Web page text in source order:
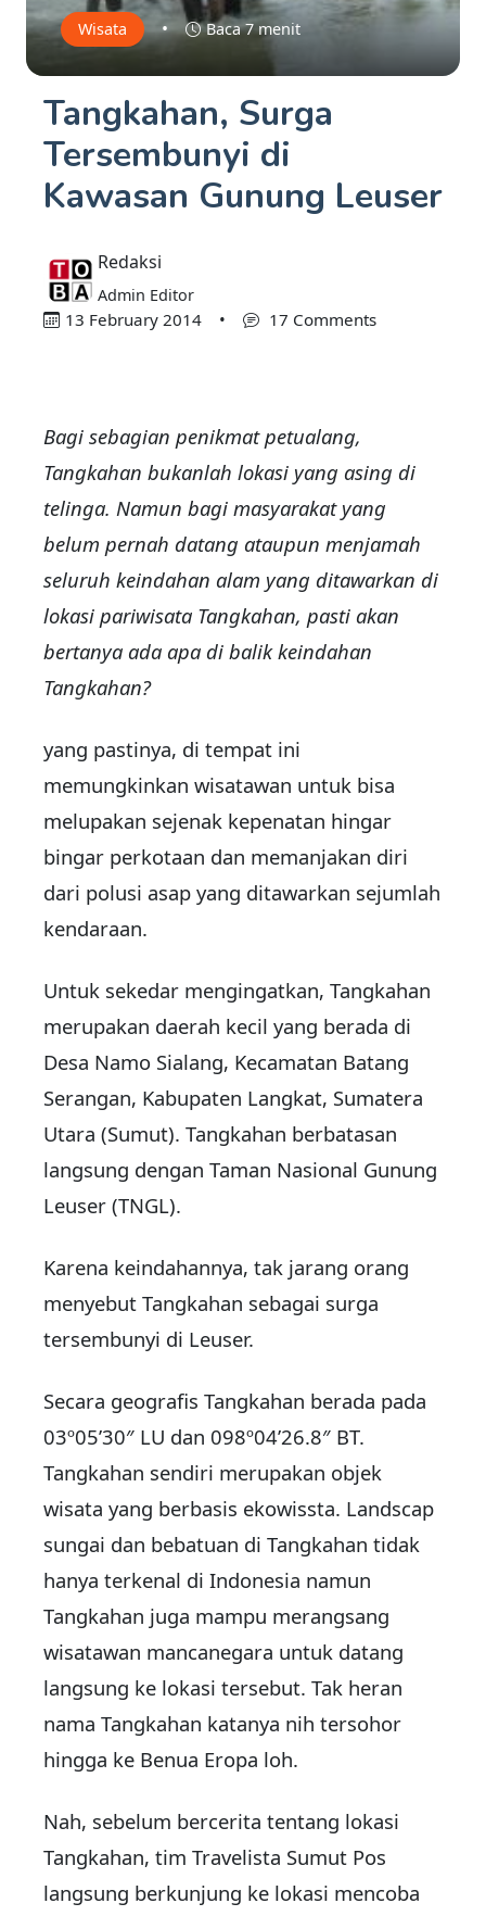
Wisata • Baca 7 menit
Tangkahan, Surga
Tersembunyi di
Kawasan Gunung Leuser
Redaksi
Admin Editor
13 February 2014 • 17 Comments
Bagi sebagian penikmat petualang,
Tangkahan bukanlah lokasi yang asing di
telinga. Namun bagi masyarakat yang
belum pernah datang ataupun menjamah
seluruh keindahan alam yang ditawarkan di
lokasi pariwisata Tangkahan, pasti akan
bertanya ada apa di balik keindahan
Tangkahan?
yang pastinya, di tempat ini
memungkinkan wisatawan untuk bisa
melupakan sejenak kepenatan hingar
bingar perkotaan dan memanjakan diri
dari polusi asap yang ditawarkan sejumlah
kendaraan.
Untuk sekedar mengingatkan, Tangkahan
merupakan daerah kecil yang berada di
Desa Namo Sialang, Kecamatan Batang
Serangan, Kabupaten Langkat, Sumatera
Utara (Sumut). Tangkahan berbatasan
langsung dengan Taman Nasional Gunung
Leuser (TNGL).
Karena keindahannya, tak jarang orang
menyebut Tangkahan sebagai surga
tersembunyi di Leuser.
Secara geografis Tangkahan berada pada
03º05’30″ LU dan 098º04’26.8″ BT.
Tangkahan sendiri merupakan objek
wisata yang berbasis ekowissta. Landscap
sungai dan bebatuan di Tangkahan tidak
hanya terkenal di Indonesia namun
Tangkahan juga mampu merangsang
wisatawan mancanegara untuk datang
langsung ke lokasi tersebut. Tak heran
nama Tangkahan katanya nih tersohor
hingga ke Benua Eropa loh.
Nah, sebelum bercerita tentang lokasi
Tangkahan, tim Travelista Sumut Pos
langsung berkunjung ke lokasi mencoba